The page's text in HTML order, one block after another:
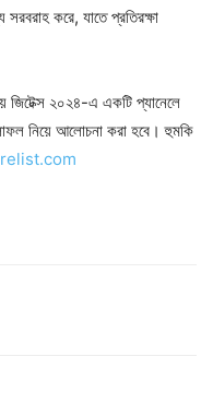
করে, যাতে প্রতিরক্ষা
জিটেক্স ২০২৪-এ একটি প্যানেলে
নিয়ে আলোচনা করা হবে। হুমকি